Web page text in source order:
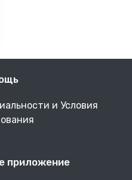
и Условия
приложение